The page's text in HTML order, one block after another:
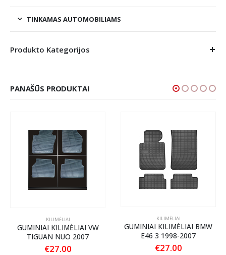
TINKAMAS AUTOMOBILIAMS
Produkto Kategorijos
PANAŠŪS PRODUKTAI
KILIMĖLIAI
GUMINIAI KILIMĖLIAI VW
TIGUAN NUO 2007
€27.00
KILIMĖLIAI
GUMINIAI KILIMĖLIAI BMW
E46 3 1998-2007
€27.00